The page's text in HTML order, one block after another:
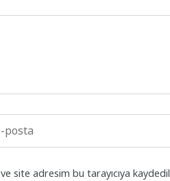
site adresim bu tarayıcıya